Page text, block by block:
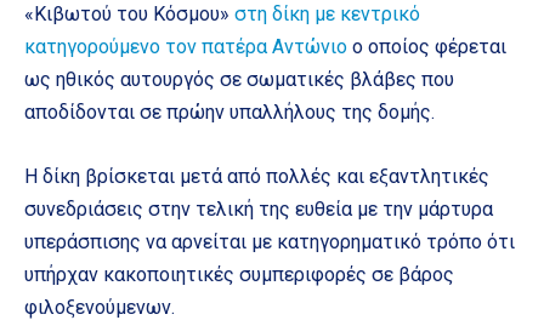
«Κιβωτού του Κόσμου» στη δίκη με κεντρικό
κατηγορούμενο τον πατέρα Αντώνιο ο οποίος φέρεται
ως ηθικός αυτουργός σε σωματικές βλάβες που
αποδίδονται σε πρώην υπαλλήλους της δομής.
Η δίκη βρίσκεται μετά από πολλές και εξαντλητικές
συνεδριάσεις στην τελική της ευθεία με την μάρτυρα
υπεράσπισης να αρνείται με κατηγορηματικό τρόπο ότι
υπήρχαν κακοποιητικές συμπεριφορές σε βάρος
φιλοξενούμενων.